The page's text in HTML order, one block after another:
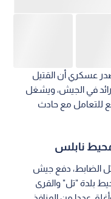
العبرية عن مصدر عسكري أن القتيل
رائد في الجيش، ويشغل
للتعامل مع حادث
نابلس
الضابط، دفع جيش
بلدة "تل" والقرى